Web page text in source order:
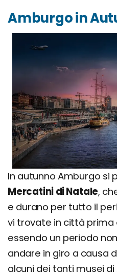
Amburgo in
In autunno Amburgo si
Mercatini di Natale,
e durano per tutto il
vi trovate in città prima
essendo un periodo
andare in giro a causa
alcuni dei tanti musei